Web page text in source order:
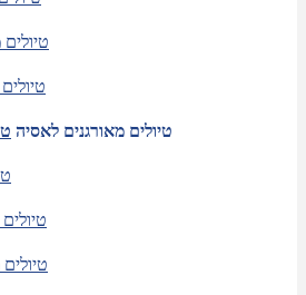
טיולים מאורגנים לאסיה